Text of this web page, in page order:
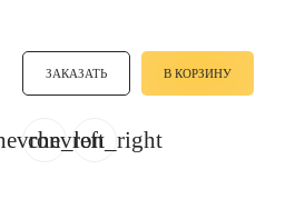
ЗАКАЗАТЬ В КОРЗИНУ
chevron_right